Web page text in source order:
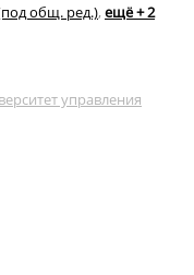
общ. ред.), ещё + 2
управления